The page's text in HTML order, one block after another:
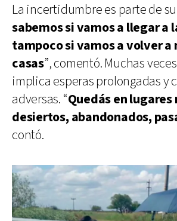
La incertidumbre es parte de
sabemos si vamos a llegar a
tampoco si vamos a volver a
casas”, comentó. Muchas
implica esperas prolongadas y
adversas. “Quedás en
desiertos, abandonados,
contó.